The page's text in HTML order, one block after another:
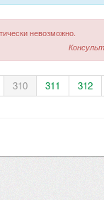
невозможно.
310 311
312